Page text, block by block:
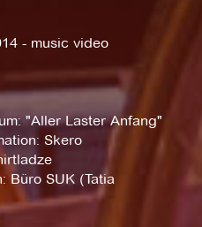
- music video
"Aller Laster Anfang"
Skero
Büro SUK (Tatia